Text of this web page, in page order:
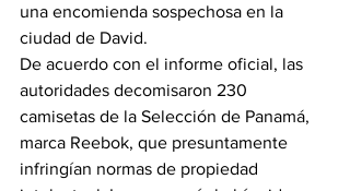
una encomienda sospechosa en la
ciudad de David.
De acuerdo con el informe oficial, las
autoridades decomisaron 230
camisetas de la Selección de Panamá,
marca Reebok, que presuntamente
infringían normas de propiedad